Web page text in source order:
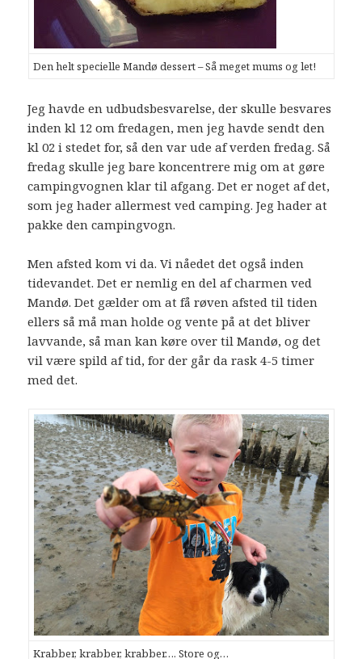
Den helt specielle Mandø dessert – Så meget mums og let!
Jeg havde en udbudsbesvarelse, der skulle besvares
inden kl 12 om fredagen, men jeg havde sendt den
kl 02 i stedet for, så den var ude af verden fredag. Så
fredag skulle jeg bare koncentrere mig om at gøre
campingvognen klar til afgang. Det er noget af det,
som jeg hader allermest ved camping. Jeg hader at
pakke den campingvogn.
Men afsted kom vi da. Vi nåedet det også inden
tidevandet. Det er nemlig en del af charmen ved
Mandø. Det gælder om at få røven afsted til tiden
ellers så må man holde og vente på at det bliver
lavvande, så man kan køre over til Mandø, og det
vil være spild af tid, for der går da rask 4-5 timer
med det.
Krabber, krabber, krabber…. Store og…